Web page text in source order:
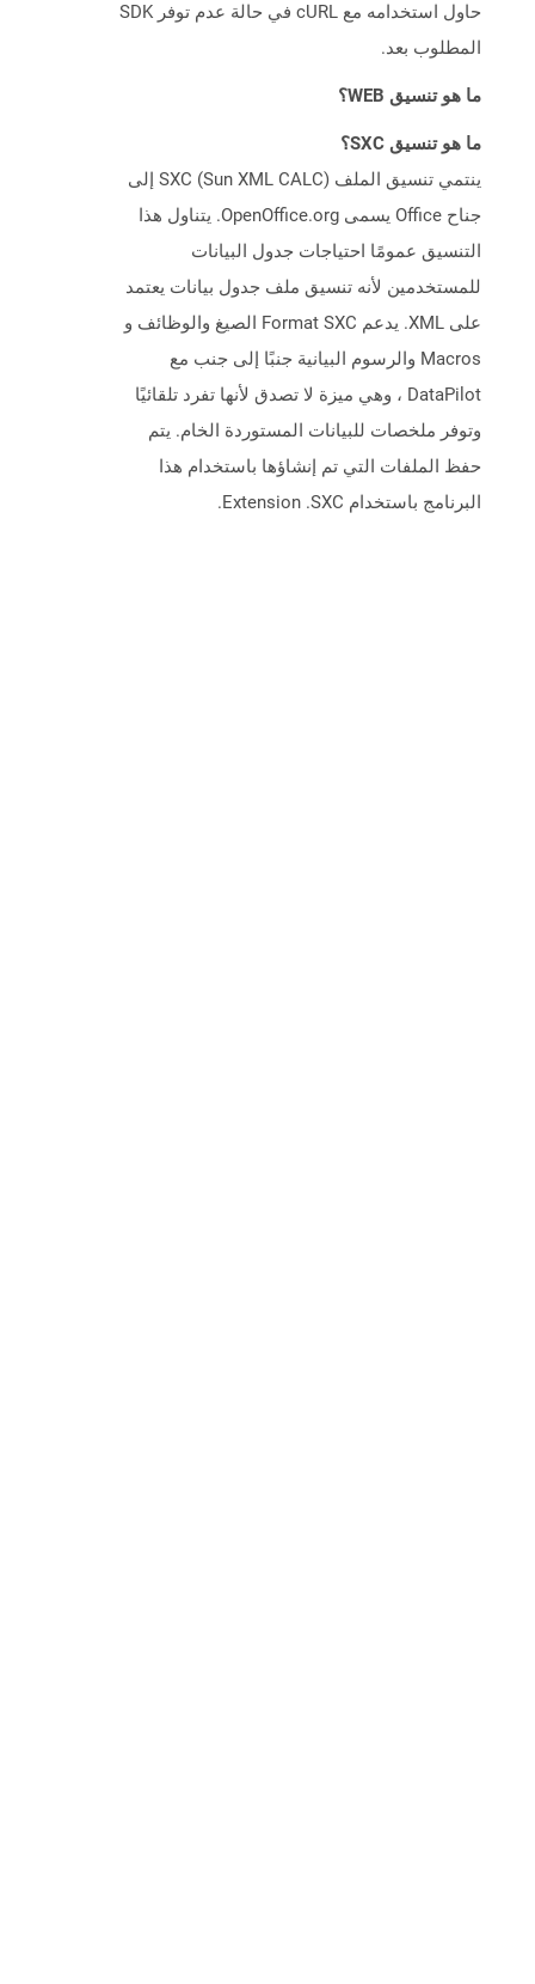
حاول استخدامه مع cURL في حالة عدم توفر SDK
المطلوب بعد.
ما هو تنسيق WEB؟
ما هو تنسيق SXC؟
ينتمي تنسيق الملف SXC (Sun XML CALC) إلى
جناح Office يسمى OpenOffice.org. يتناول هذا
التنسيق عمومًا احتياجات جدول البيانات
للمستخدمين لأنه تنسيق ملف جدول بيانات يعتمد
على XML. يدعم Format SXC الصيغ والوظائف و
Macros والرسوم البيانية جنبًا إلى جنب مع
DataPilot ، وهي ميزة لا تصدق لأنها تفرد تلقائيًا
وتوفر ملخصات للبيانات المستوردة الخام. يتم
حفظ الملفات التي تم إنشاؤها باستخدام هذا
البرنامج باستخدام Extension .SXC.